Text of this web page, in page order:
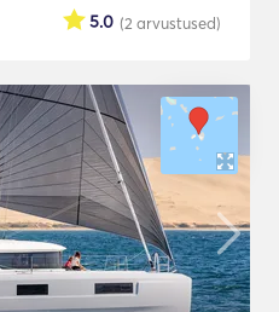
(2 arvustused)
5.0